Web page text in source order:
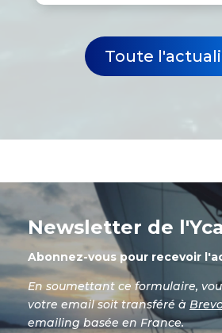
Toute
Newsletter de
Abonnez-vous pour recevoir
En soumettant ce formulaire,
votre email soit transféré à
emailing basée en France.